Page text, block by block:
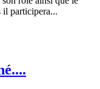
il participera...